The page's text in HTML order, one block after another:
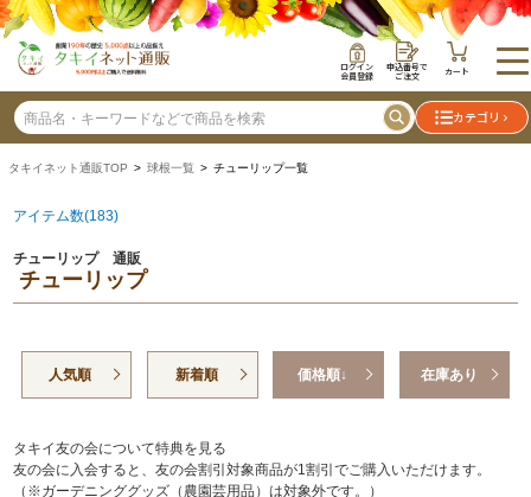
ログイン
会員登録
申込番号で
ご注文 カート
カテゴリ
タキイネット通販TOP > 球根一覧 > チューリップ一覧
アイテム数(183)
チューリップ 通販
チューリップ
人気順 新着順 価格順↓ 在庫あり
タキイ友の会について特典を見る
友の会に入会すると、友の会割引対象商品が1割引でご購入いただけます。
（※ガーデニンググッズ（農園芸用品）は対象外です。）